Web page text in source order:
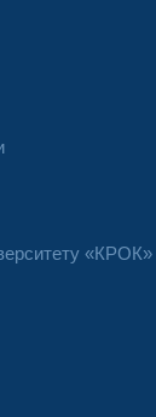
«КРОК»